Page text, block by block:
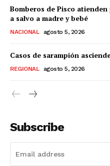
Bomberos de Pisco
a salvo a madre y bebé
NACIONAL agosto 5, 2026
Casos de sarampión
REGIONAL agosto 5, 2026
Subscribe